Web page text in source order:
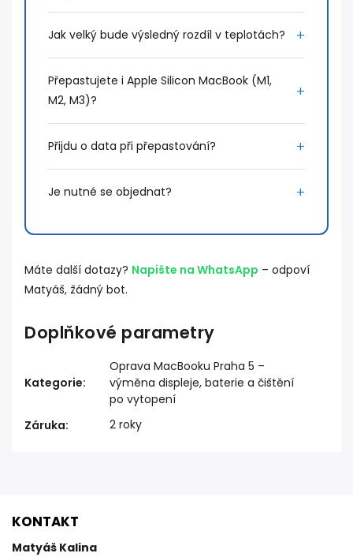
Jak velký bude výsledný rozdíl v teplotách?
Přepastujete i Apple Silicon MacBook (M1,
M2, M3)?
Přijdu o data při přepastování?
Je nutné se objednat?
Máte další dotazy? Napište na WhatsApp – odpoví
Matyáš, žádný bot.
Doplňkové parametry
Kategorie:
Oprava MacBooku Praha 5 –
výměna displeje, baterie a čištění
po vytopení
Záruka: 2 roky
KONTAKT
Matyáš Kalina